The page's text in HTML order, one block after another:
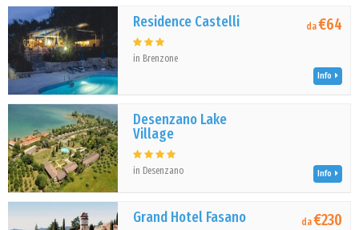
Residence Castelli
in Brenzone
da€64
Info
Desenzano Lake
Village
in Desenzano Info
Grand Hotel Fasano da€230